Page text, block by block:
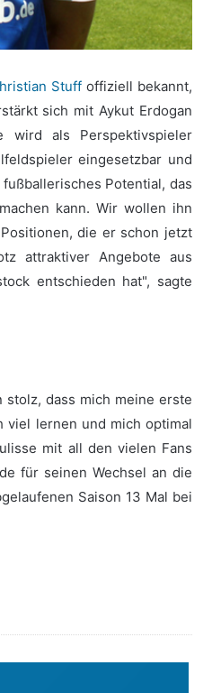
Stuff offiziell bekannt,
sich mit Aykut Erdogan
wird als Perspektivspieler
eingesetzbar und
Potential, das
kann. Wir wollen ihn
die er schon jetzt
attraktiver Angebote aus
entschieden hat", sagte
stolz, dass mich meine erste
viel lernen und mich optimal
mit all den vielen Fans
für seinen Wechsel an die
Saison 13 Mal bei